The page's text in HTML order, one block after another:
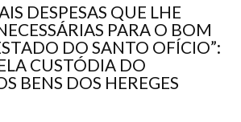
DESPESAS QUE LHE
PARA O BOM
DO SANTO OFÍCIO”:
CUSTÓDIA DO
BENS DOS HEREGES